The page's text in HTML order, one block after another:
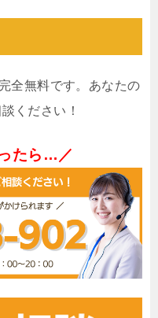
全無料です。あなたの
ください！
たら…／